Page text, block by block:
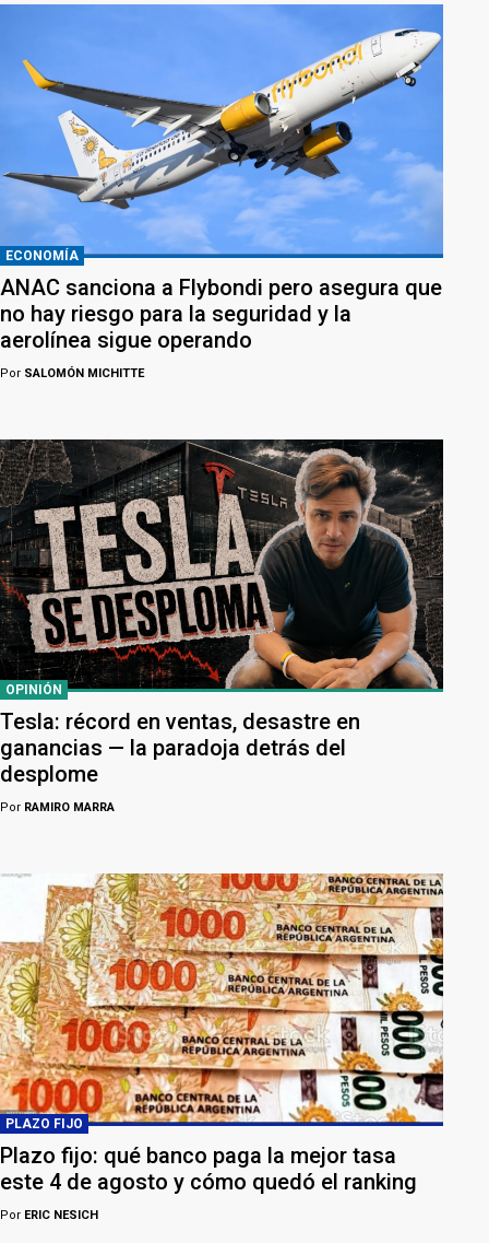
ECONOMÍA
ANAC sanciona a Flybondi pero asegura que
no hay riesgo para la seguridad y la
aerolínea sigue operando
Por SALOMÓN MICHITTE
OPINIÓN
Tesla: récord en ventas, desastre en
ganancias — la paradoja detrás del
desplome
Por RAMIRO MARRA
PLAZO FIJO
Plazo fijo: qué banco paga la mejor tasa
este 4 de agosto y cómo quedó el ranking
Por ERIC NESICH